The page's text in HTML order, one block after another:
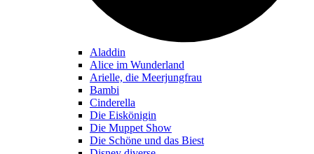
Aladdin
Alice im Wunderland
Arielle, die Meerjungfrau
Bambi
Cinderella
Die Eiskönigin
Die Muppet Show
Die Schöne und das Biest